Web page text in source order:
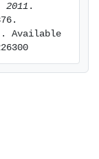
2011 .
Available